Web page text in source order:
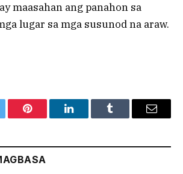
maasahan ang panahon sa
lugar sa mga susunod na araw.
Pinterest LinkedInTumblr Email